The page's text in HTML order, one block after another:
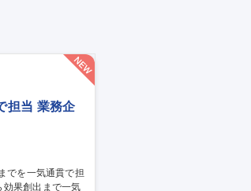
担当 業務企